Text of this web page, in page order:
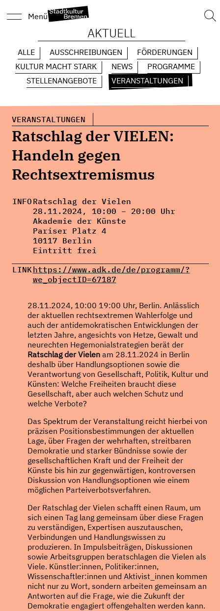
Menü
AKTUELL
ALLE AUSSCHREIBUNGEN
FÖRDERUNGEN
KULTUR MACHT STARK
NEWS
PROGRAMME
STELLENANGEBOTE
VERANSTALTUNGEN
VERANSTALTUNGEN
Ratschlag der VIELEN:
Handeln gegen
Rechtsextremismus
INFO Ratschlag der Vielen
28.11.2024, 10:00 – 20:00 Uhr
Akademie der Künste
Pariser Platz 4
10117 Berlin
Eintritt frei
LINK https://www.adk.de/de/programm/?
we_objectID=67187
28.11.2024, 10:00 19:00 Uhr, Berlin. Anlässlich
der aktuellen rechtsextremen Wahlerfolge und
auch der antidemokratischen Entwicklungen der
letzten Jahre, angesichts von Hetze, Gewalt und
neurechten Hegemonialstrategien berät der
Ratschlag der Vielenam 28.11.2024 in Berlin
deshalb über Handlungsoptionen sowie die
Verantwortung von Gesellschaft, Politik, Kultur und
Künsten: Welche Freiheiten braucht diese
Gesellschaft, aber auch welchen Schutz und
welche Verbote?
Das Spektrum der Veranstaltung reicht hierbei von
präzisen Positionsbestimmungen der aktuellen
Lage, über Fragen der wehrhaften, streitbaren
Demokratie und starker Bündnisse sowie der
gesellschaftlichen Kraft und der Freiheit der
Künste bis hin zur gegenwärtigen, kontroversen
Diskussion von Handlungsoptionen wie einem
möglichen Parteiverbotsverfahren.
Der Ratschlag der Vielen schafft einen Raum, um
sich einen Tag lang gemeinsam über diese Fragen
zu verständigen, Expertisen auszutauschen,
Verbindungen und Handlungswissen zu
produzieren. In Impulsbeiträgen, Diskussionen
sowie Arbeitsgruppen beratschlagen die Vielen als
Viele. Künstler:innen, Politiker:innen,
Wissenschaftler:innen und Aktivist_innen kommen
nicht nur zu Wort, sondern arbeiten gemeinsam an
Antworten auf die Frage, wie die Zukunft der
Demokratie engagiert offengehalten werden kann.